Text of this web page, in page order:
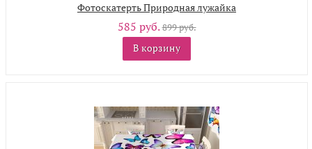
Фотоскатерть Природная лужайка
585 руб.899 руб.
В корзину